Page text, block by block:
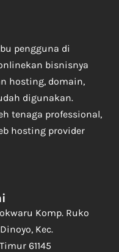
pengguna di
bisnisnya
hosting, domain,
digunakan.
tenaga professional,
hosting provider
Komp. Ruko
Kec.
61145